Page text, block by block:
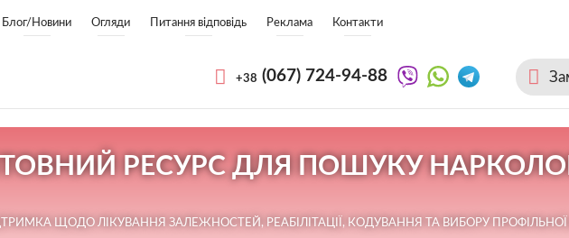
Блог/Новини Огляди Питання відповідь Реклама Контакти
+38 (067) 724-94-88
РЕСУРС ДЛЯ ПОШУКУ
ЩОДО ЛІКУВАННЯ ЗАЛЕЖНОСТЕЙ, РЕАБІЛІТАЦІЇ, КОДУВАННЯ ТА ВИБОРУ